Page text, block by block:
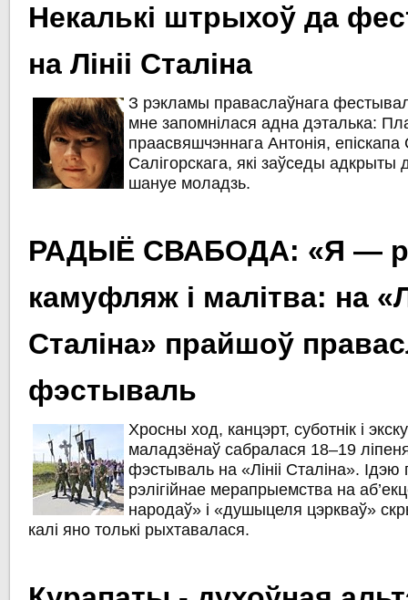
Некалькі штрыхоў да
на Лініі Сталіна
З рэкламы праваслаўнага
мне запомнілася адна дэталька:
праасвяшчэннага Антонія, епіскапа
Салігорскага, які заўседы адкрыты
шануе моладзь.
РАДЫЁ СВАБОДА: «Я —
камуфляж і малітва: на
Сталіна» прайшоў
фэстываль
Хросны ход, канцэрт, суботнік і
маладзёнаў сабралася 18–19
фэстываль на «Лініі Сталіна». Ідэю
рэлігійнае мерапрыемства на
народаў» і «душыцеля цэркваў»
калі яно толькі рыхтавалася.